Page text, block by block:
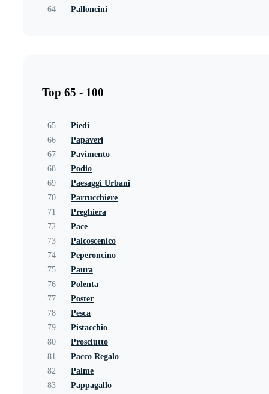
64
Palloncini
Top 65 - 100
65
Piedi
66
Papaveri
67
Pavimento
68
Podio
69
Paesaggi Urbani
70
Parrucchiere
71
Preghiera
72
Pace
73
Palcoscenico
74
Peperoncino
75
Paura
76
Polenta
77
Poster
78
Pesca
79
Pistacchio
80
Prosciutto
81
Pacco Regalo
82
Palme
83
Pappagallo